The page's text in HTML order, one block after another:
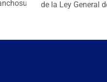
de la Ley General